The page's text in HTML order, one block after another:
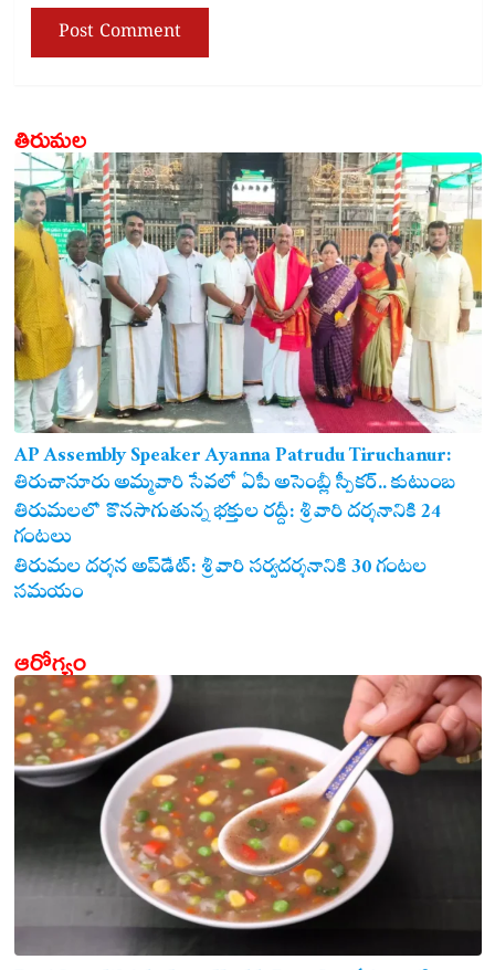
తిరుమల
AP Assembly Speaker Ayanna Patrudu Tiruchanur:
తిరుచానూరు అమ్మవారి సేవలో ఏపీ అసెంబ్లీ స్పీకర్.. కుటుంబ
సమేతంగా దర్శించుకున్న అయ్యన్నపాత్రుడు!
తిరుమలలో కొనసాగుతున్న భక్తుల రద్దీ: శ్రీవారి దర్శనానికి 24
గంటలు
తిరుమల దర్శన అప్‌డేట్: శ్రీవారి సర్వదర్శనానికి 30 గంటల
సమయం
ఆరోగ్యం